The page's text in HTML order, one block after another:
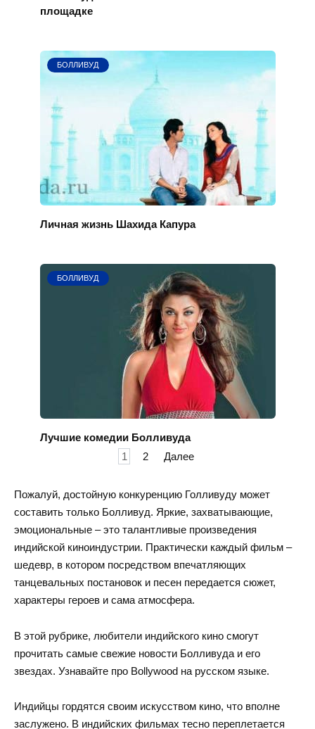
площадке
БОЛЛИВУД
Личная жизнь Шахида Капура
БОЛЛИВУД
Лучшие комедии Болливуда
1 2 Далее
Пожалуй, достойную конкуренцию Голливуду может
составить только Болливуд. Яркие, захватывающие,
эмоциональные – это талантливые произведения
индийской киноиндустрии. Практически каждый фильм –
шедевр, в котором посредством впечатляющих
танцевальных постановок и песен передается сюжет,
характеры героев и сама атмосфера.
В этой рубрике, любители индийского кино смогут
прочитать самые свежие новости Болливуда и его
звездах. Узнавайте про Bollywood на русском языке.
Индийцы гордятся своим искусством кино, что вполне
заслужено. В индийских фильмах тесно переплетается